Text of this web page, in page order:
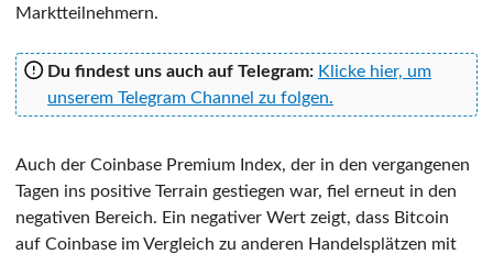
Marktteilnehmern.
Du findest uns auch auf Telegram: Klicke hier, um
unserem Telegram Channel zu folgen.
Auch der Coinbase Premium Index, der in den vergangenen
Tagen ins positive Terrain gestiegen war, fiel erneut in den
negativen Bereich. Ein negativer Wert zeigt, dass Bitcoin
auf Coinbase im Vergleich zu anderen Handelsplätzen mit